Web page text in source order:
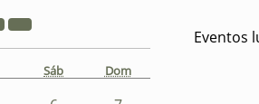
Sáb Dom
Eventos